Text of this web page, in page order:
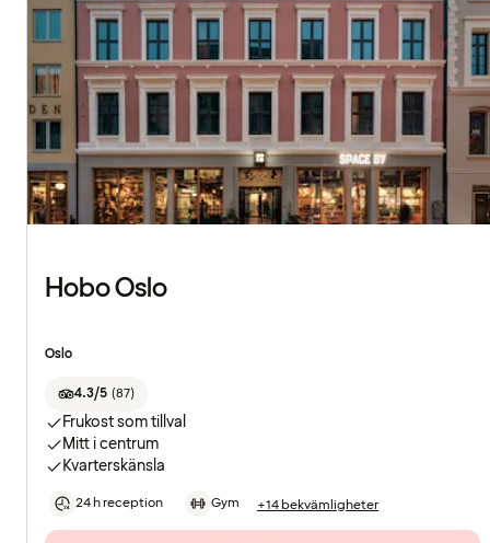
Hobo Oslo
Oslo
4.3/5 (87)
Frukost som tillval
Mitt i centrum
Kvarterskänsla
24 h reception Gym +14 bekvämligheter